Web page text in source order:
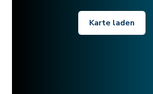
Karte laden